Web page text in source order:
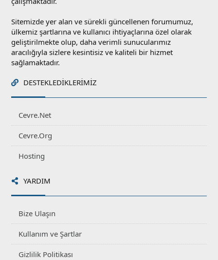
Sitemizde yer alan ve sürekli güncellenen forumumuz,
ülkemiz şartlarına ve kullanıcı ihtiyaçlarına özel olarak
geliştirilmekte olup, daha verimli sunucularımız
aracılığıyla sizlere kesintisiz ve kaliteli bir hizmet
sağlamaktadır.
DESTEKLEDIKLERIMIZ
Cevre.Net
Cevre.Org
Hosting
YARDIM
Bize Ulaşın
Kullanım ve Şartlar
Gizlilik Politikası